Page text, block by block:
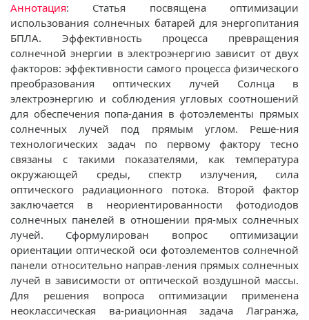
Аннотация: Статья посвящена оптимизации
использования солнечных батарей для энергопитания
БПЛА. Эффективность процесса превращения
солнечной энергии в электроэнергию зависит от двух
факторов: эффективности самого процесса физического
преобразования оптических лучей Солнца в
электроэнергию и соблюдения угловых соотношений
для обеспечения попа-дания в фотоэлементы прямых
солнечных лучей под прямым углом. Реше-ния
технологических задач по первому фактору тесно
связаны с такими показателями, как температура
окружающей среды, спектр излучения, сила
оптического радиационного потока. Второй фактор
заключается в неориентированности фотодиодов
солнечных панелей в отношении пря-мых солнечных
лучей. Сформулирован вопрос оптимизации
ориентации оптической оси фотоэлементов солнечной
панели относительно направ-ления прямых солнечных
лучей в зависимости от оптической воздушной массы.
Для решения вопроса оптимизации применена
неоклассическая ва-риационная задача Лагранжа,